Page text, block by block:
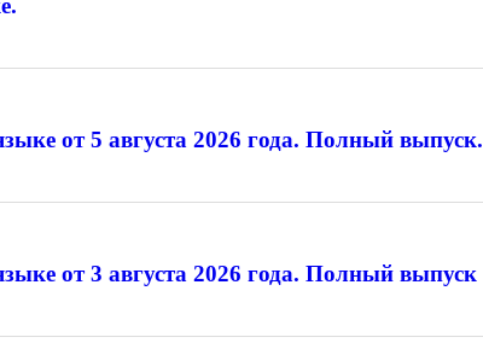
от 5 августа 2026 года. Полный выпуск.
от 3 августа 2026 года. Полный выпуск